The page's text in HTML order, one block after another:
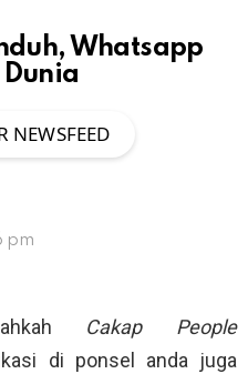
Whatsapp
NEWSFEED
pm
Cakap People
di ponsel anda juga